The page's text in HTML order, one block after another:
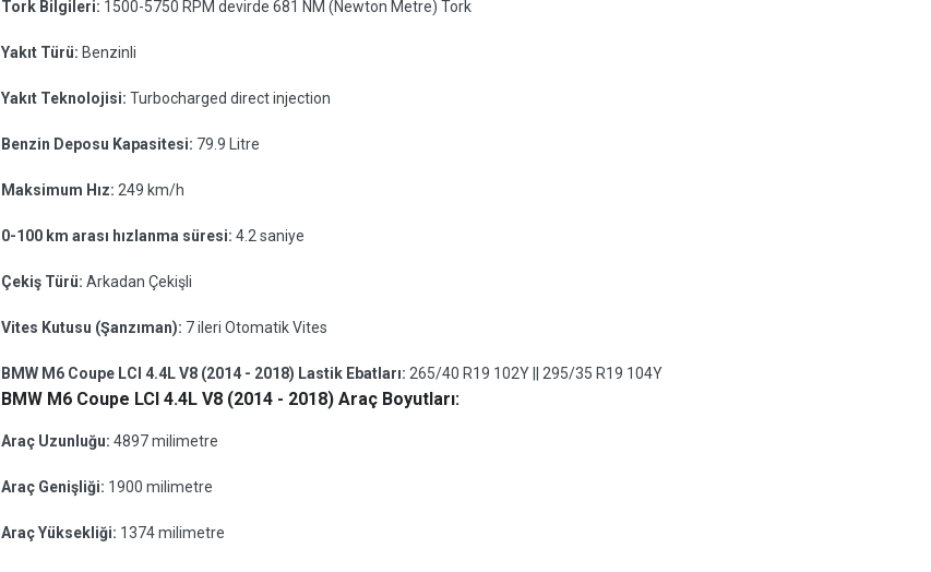
Tork Bilgileri: 1500-5750 RPM devirde 681 NM (Newton Metre) Tork
Yakıt Türü: Benzinli
Yakıt Teknolojisi: Turbocharged direct injection
Benzin Deposu Kapasitesi: 79.9 Litre
Maksimum Hız: 249 km/h
0-100 km arası hızlanma süresi: 4.2 saniye
Çekiş Türü: Arkadan Çekişli
Vites Kutusu (Şanzıman): 7 ileri Otomatik Vites
BMW M6 Coupe LCI 4.4L V8 (2014 - 2018) Lastik Ebatları: 265/40 R19 102Y || 295/35 R19 104Y
BMW M6 Coupe LCI 4.4L V8 (2014 - 2018) Araç Boyutları:
Araç Uzunluğu: 4897 milimetre
Araç Genişliği: 1900 milimetre
Araç Yüksekliği: 1374 milimetre